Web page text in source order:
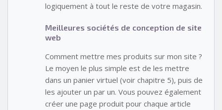
logiquement à tout le reste de votre magasin.
Meilleures sociétés de conception de site
web
Comment mettre mes produits sur mon site ?
Le moyen le plus simple est de les mettre
dans un panier virtuel (voir chapitre 5), puis de
les ajouter un par un. Vous pouvez également
créer une page produit pour chaque article